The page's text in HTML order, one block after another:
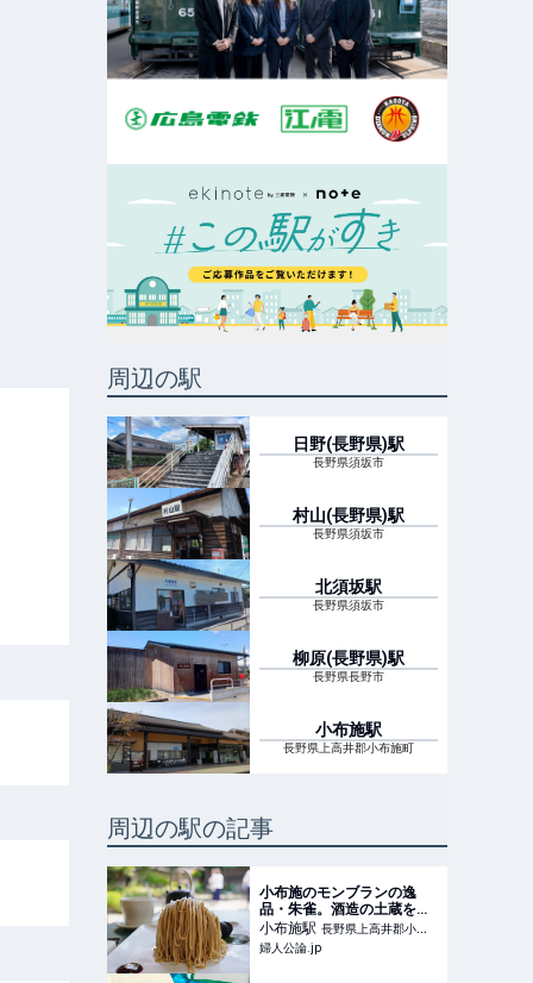
周辺の駅
日野(長野県)駅
長野県須坂市
村山(長野県)駅
長野県須坂市
北須坂駅
長野県須坂市
柳原(長野県)駅
長野県長野市
小布施駅
長野県上高井郡小布施町
周辺の駅の記事
小布施のモンブランの逸
品・朱雀。酒造の土蔵をリ
ノベーションした「小布施
堂」でいただく 筋肉イケオ
ジのモンブラン日記
小布施駅 長野県上高井郡小布
施町
婦人公論.jp